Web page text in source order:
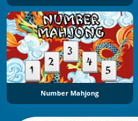
Number Mahjong